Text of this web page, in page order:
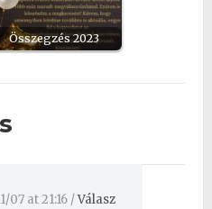
Összegzés 2023
07 at 21:16 /Válasz